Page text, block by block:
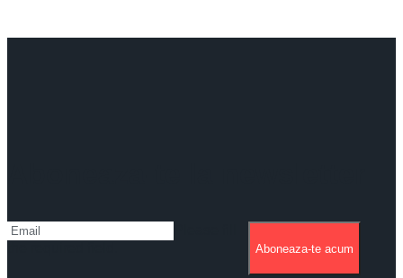
Aboneaza-te acum